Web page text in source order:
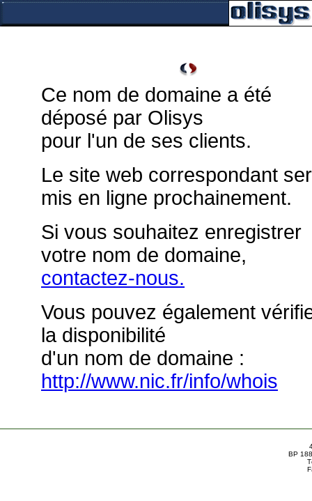
Ce nom de domaine a été
déposé par Olisys
pour l'un de ses clients.
Le site web correspondant
mis en ligne prochainement.
Si vous souhaitez enregistrer
votre nom de domaine,
contactez-nous.
Vous pouvez également
la disponibilité
d'un nom de domaine :
http://www.nic.fr/info/whois
BP